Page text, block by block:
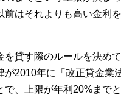
前はそれよりも高い金利
を貸す際のルールを決め
が2010年に「改正貸金業
で、上限が年利20%まで